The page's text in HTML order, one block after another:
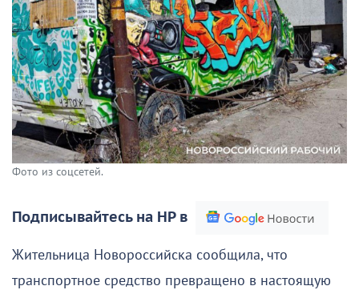
Фото из соцсетей.
Подписывайтесь на НР в
Жительница Новороссийска сообщила, что
транспортное средство превращено в настоящую